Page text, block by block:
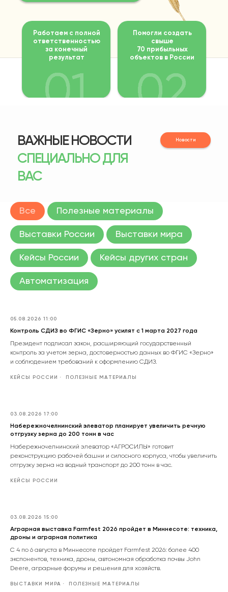
Помогли создать
свыше
70 прибыльных
объектов в России
Работаем с полной
ответственностью
за конечный
результат
ВАЖНЫЕ НОВОСТИ
СПЕЦИАЛЬНО ДЛЯ
ВАС
Новости
Все Полезные материалы
Выставки России Выставки мира
Кейсы России Кейсы других стран
Автоматизация
05.08.2026 11:00
Контроль СДИЗ во ФГИС «Зерно» усилят с 1 марта 2027 года
Президент подписал закон, расширяющий государственный
контроль за учетом зерна, достоверностью данных во ФГИС «Зерно»
и соблюдением требований к оформлению СДИЗ.
КЕЙСЫ РОССИИ ПОЛЕЗНЫЕ МАТЕРИАЛЫ
03.08.2026 17:00
Набережночелнинский элеватор планирует увеличить речную
отгрузку зерна до 200 тонн в час
Набережночелнинский элеватор «АГРОСИЛЫ» готовит
реконструкцию рабочей башни и силосного корпуса, чтобы увеличить
отгрузку зерна на водный транспорт до 200 тонн в час.
КЕЙСЫ РОССИИ
03.08.2026 15:00
Аграрная выставка Farmfest 2026 пройдет в Миннесоте: техника,
дроны и аграрная политика
С 4 по 6 августа в Миннесоте пройдет Farmfest 2026: более 400
экспонентов, техника, дроны, автономная обработка почвы John
Deere, аграрные форумы и решения для хозяйств.
ВЫСТАВКИ МИРА ПОЛЕЗНЫЕ МАТЕРИАЛЫ